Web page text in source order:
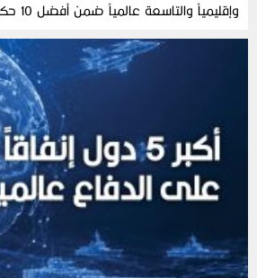
وإقليمياً والتاسعة عالمياً ضمن أفضل 10 حكومات في العالم